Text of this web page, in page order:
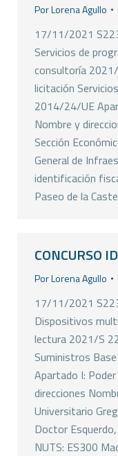
PorLorena Agullo
17/11/2021 S223
Servicios de
consultoría
licitación
2014/24/UE
Nombre y
Sección
General de
identificación
Paseo de la
CONCURSO
PorLorena Agullo
17/11/2021 S223
Dispositivos
lectura 2021/S
Suministros
Apartado I:
direcciones
Universitario
Doctor
NUTS: ES300